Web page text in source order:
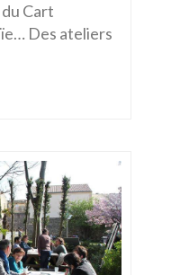
Cart
Des ateliers